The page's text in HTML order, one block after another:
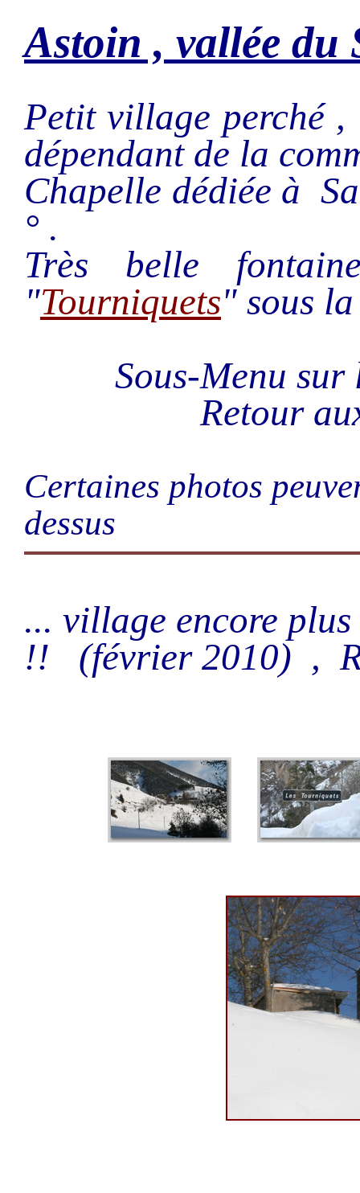
Astoin , vallée du
Petit village perché
dépendant de la
Chapelle dédiée à
° .
Très belle
"Tourniquets" sous
Sous-Menu
Retour
Certaines photos
dessus
... village encore
!! (février 2010) ,